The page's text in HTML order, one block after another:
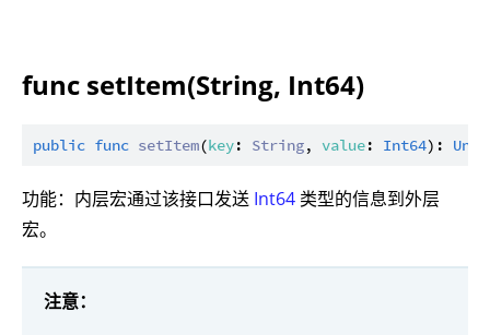
func setItem(String, Int64)
public func setItem(key: String, value: Int64): Unit
功能：内层宏通过该接口发送 Int64 类型的信息到外层
宏。
注意：